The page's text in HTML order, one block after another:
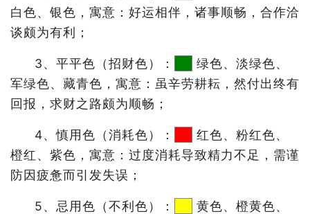
白色、银色，寓意：好运相伴，诸事顺畅，合作洽
谈颇为有利；
3、平平色（招财色）：
绿色、淡绿色、
军绿色、藏青色，寓意：虽辛劳耕耘，然付出终有
回报，求财之路颇为顺畅；
4、慎用色（消耗色）：
红色、粉红色、
橙红、紫色，寓意：过度消耗导致精力不足，需谨
防因疲惫而引发失误；
5、忌用色（不利色）：
黄色、橙黄色、